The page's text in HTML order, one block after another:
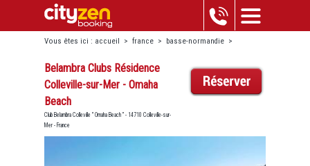
Vous êtes ici : accueil > france > basse-normandie >
colleville-sur-mer >belambra clubs résidence colleville-sur-mer
- omaha beach
Belambra Clubs Résidence
Colleville-sur-Mer - Omaha
Beach
Club Belambra Colleville “ Omaha Beach ” - 14710 Colleville-sur-
Mer - France